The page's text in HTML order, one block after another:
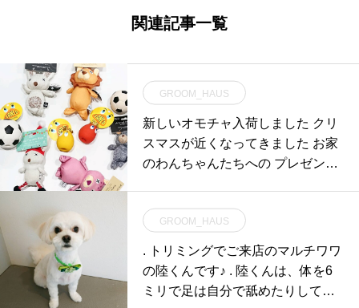
関連記事一覧
GROOM_HAUS
新しいオモチャ入荷しました クリ
スマスが近くなってきました お家
のわんちゃんたちへの プレゼント
GROOM_HAUS
. トリミングでご来店のマルチワワ
の陸くんです♪ . 陸くんは、体を6
ミリで足は自分で舐めたりしてし